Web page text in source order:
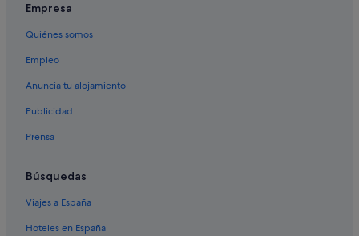
Empresa
Quiénes somos
Empleo
Anuncia tu alojamiento
Publicidad
Prensa
Búsquedas
Viajes a España
Hoteles en España